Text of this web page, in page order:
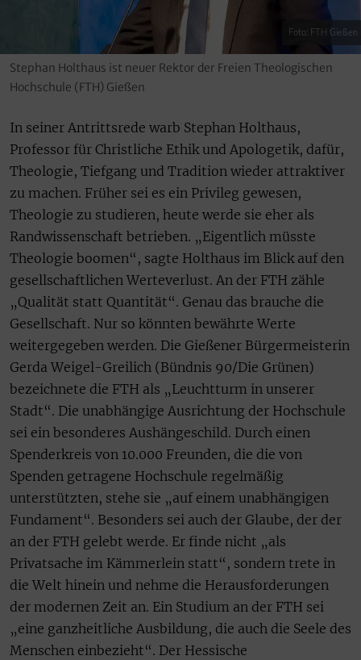
Foto: FTH Gießen
Stephan Holthaus ist neuer Rektor der Freien Theologischen
Hochschule (FTH) Gießen
In seiner Antrittsrede warb Stephan Holthaus,
Professor für Christliche Ethik und Apologetik, dafür,
Theologie, Tiefgang und Tradition wieder attraktiver
zu machen. Früher sei es ein Privileg gewesen,
Theologie zu studieren, heute werde sie eher als
Randwissenschaft betrieben. „Eigentlich müsste
Theologie boomen“, sagte Holthaus im Blick auf den
gesellschaftlichen Werteverlust. An der FTH zähle
„Qualität statt Quantität“. Genau das brauche die
Gesellschaft. Nur so könnten bewährte Werte
weitergegeben werden. Die Gießener Bürgermeisterin
Gerda Weigel-Greilich (Bündnis 90/Die Grünen)
bezeichnete die FTH als „Leuchtturm in unserer
Stadt“. Die unabhängige Ausrichtung der Hochschule
sei ein besonderes Aushängeschild. Durch einen
Spenderkreis von 10.000 Freunden, die die von
Spenden getragene Hochschule regelmäßig
unterstützten, stehe sie „auf einem unabhängigen
Fundament“. Besonders sei auch der Glaube, der der
an der FTH gelebt werde. Er finde nicht „als
Privatsache im Kämmerlein statt“, sondern trete in
die Welt hinein und nehme die Herausforderungen
der modernen Zeit an. Ein Studium an der FTH sei
„eine ganzheitliche Ausbildung, die auch die Seele des
Menschen einbezieht“. Der Hessische